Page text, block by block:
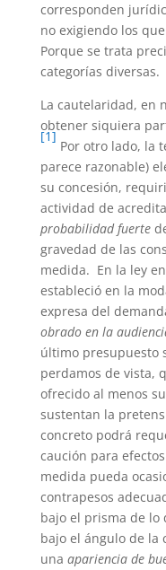
corresponden
no exigiendo los
Porque se trata
categorías diversas.
La cautelaridad, en
obtener siquiera
[1]
Por otro lado, la
parece razonable)
su concesión,
actividad de
probabilidad fuerte
gravedad de las
medida. En la ley
estableció en la
expresa del
obrado en la
último presupuesto
perdamos de vista,
ofrecido al menos
sustentan la
concreto podrá
caución para
medida pueda
contrapesos
bajo el prisma de lo
bajo el ángulo de la
una apariencia de